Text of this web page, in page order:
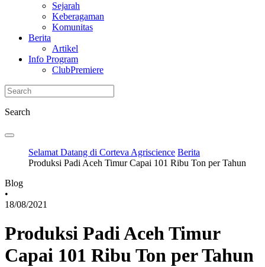
Sejarah
Keberagaman
Komunitas
Berita
Artikel
Info Program
ClubPremiere
Search
Selamat Datang di Corteva Agriscience Berita
Produksi Padi Aceh Timur Capai 101 Ribu Ton per Tahun
Blog
•
18/08/2021
Produksi Padi Aceh Timur
Capai 101 Ribu Ton per Tahun